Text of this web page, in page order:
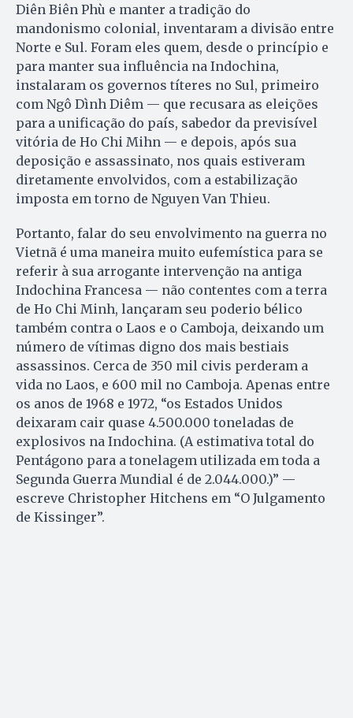
Diên Biên Phù e manter a tradição do
mandonismo colonial, inventaram a divisão entre
Norte e Sul. Foram eles quem, desde o princípio e
para manter sua influência na Indochina,
instalaram os governos títeres no Sul, primeiro
com Ngô Dình Diêm — que recusara as eleições
para a unificação do país, sabedor da previsível
vitória de Ho Chi Mihn — e depois, após sua
deposição e assassinato, nos quais estiveram
diretamente envolvidos, com a estabilização
imposta em torno de Nguyen Van Thieu.
Portanto, falar do seu envolvimento na guerra no
Vietnã é uma maneira muito eufemística para se
referir à sua arrogante intervenção na antiga
Indochina Francesa — não contentes com a terra
de Ho Chi Minh, lançaram seu poderio bélico
também contra o Laos e o Camboja, deixando um
número de vítimas digno dos mais bestiais
assassinos. Cerca de 350 mil civis perderam a
vida no Laos, e 600 mil no Camboja. Apenas entre
os anos de 1968 e 1972, “os Estados Unidos
deixaram cair quase 4.500.000 toneladas de
explosivos na Indochina. (A estimativa total do
Pentágono para a tonelagem utilizada em toda a
Segunda Guerra Mundial é de 2.044.000.)” —
escreve Christopher Hitchens em “O Julgamento
de Kissinger”.